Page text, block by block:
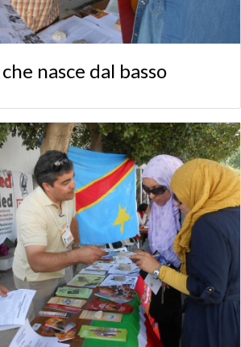
nasce dal basso